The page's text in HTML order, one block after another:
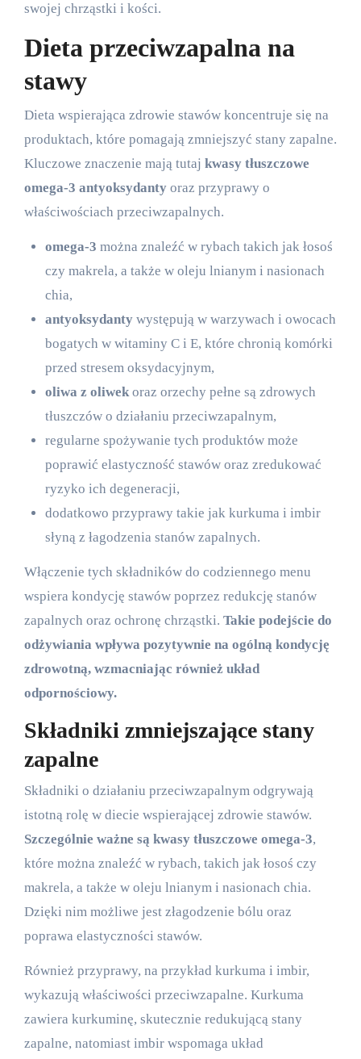
swojej chrząstki i kości.
Dieta przeciwzapalna na
stawy
Dieta wspierająca zdrowie stawów koncentruje się na
produktach, które pomagają zmniejszyć stany zapalne.
Kluczowe znaczenie mają tutaj kwasy tłuszczowe
omega-3 antyoksydantyoraz przyprawy o
właściwościach przeciwzapalnych.
omega-3 można znaleźć w rybach takich jak łosoś
czy makrela, a także w oleju lnianym i nasionach
chia,
antyoksydantywystępują w warzywach i owocach
bogatych w witaminy C i E, które chronią komórki
przed stresem oksydacyjnym,
oliwa z oliwekoraz orzechy pełne są zdrowych
tłuszczów o działaniu przeciwzapalnym,
regularne spożywanie tych produktów może
poprawić elastyczność stawów oraz zredukować
ryzyko ich degeneracji,
dodatkowo przyprawy takie jak kurkuma i imbir
słyną z łagodzenia stanów zapalnych.
Włączenie tych składników do codziennego menu
wspiera kondycję stawów poprzez redukcję stanów
zapalnych oraz ochronę chrząstki. Takie podejście do
odżywiania wpływa pozytywnie na ogólną kondycję
zdrowotną, wzmacniając również układ
odpornościowy.
Składniki zmniejszające stany
zapalne
Składniki o działaniu przeciwzapalnym odgrywają
istotną rolę w diecie wspierającej zdrowie stawów.
Szczególnie ważne są kwasy tłuszczowe omega-3,
które można znaleźć w rybach, takich jak łosoś czy
makrela, a także w oleju lnianym i nasionach chia.
Dzięki nim możliwe jest złagodzenie bólu oraz
poprawa elastyczności stawów.
Również przyprawy, na przykład kurkuma i imbir,
wykazują właściwości przeciwzapalne. Kurkuma
zawiera kurkuminę, skutecznie redukującą stany
zapalne, natomiast imbir wspomaga układ